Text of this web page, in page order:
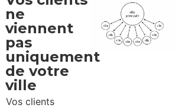
ne
viennent
pas
uniquement
de votre
ville
Vos clients